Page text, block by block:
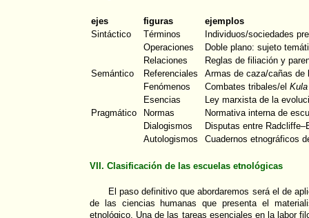
ejes figuras
ejemplos
Sintáctico
Términos
Individuos/sociedades
Operaciones
Doble plano: sujeto
Relaciones
Reglas de filiación y
Semántico
Referenciales
Armas de caza/cañas de
Fenómenos
Combates tribales/el Kula
Esencias
Ley marxista de la
Pragmático
Normas
Normativa interna de
Dialogismos
Disputas entre
Autologismos
Cuadernos etnográficos
VII. Clasificación de las escuelas etnológicas
El paso definitivo que abordaremos será el de
de las ciencias humanas que presenta el
etnológico. Una de las tareas esenciales en la labor